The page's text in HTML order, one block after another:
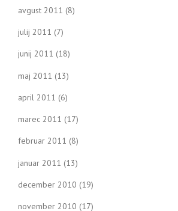
avgust 2011 (8)
julij 2011 (7)
junij 2011 (18)
maj 2011 (13)
april 2011 (6)
marec 2011 (17)
februar 2011 (8)
januar 2011 (13)
december 2010 (19)
november 2010 (17)